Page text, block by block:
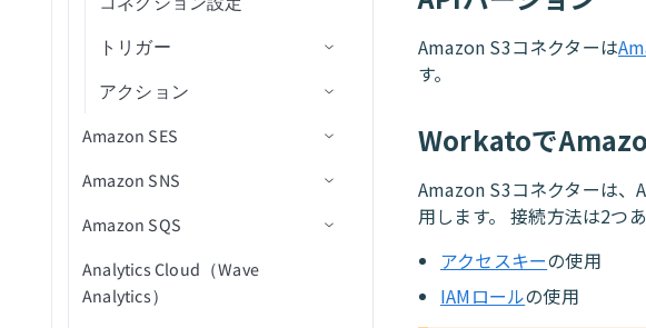
Marketo Program Ops
Miro
Change Data Capture
データ検証およびクレンジン
グ
データエンリッチメント
Jiraを設定
SAMLユーザーグループ同期
タブを追加
リクエストおよび承認機能
構成
事前入力
公開送信フォーム
ページコンポーネントを変更
組み込みフィールド検証
カスタムフィールド検証
レシピデータソースを使用す
るドロップダウン
レシピデータソースを使用す
読み込み
Webページを開く
タスクを完了
データをテーブルに保存
ント
新規コンポーネントイベン
ト(ドロップダウン)
新しいコンポーネントイベ
ント（テーブルウィジェッ
更
リクエストを作成
タスクをユーザーに割り当
て
メール通知
ユーザーを更新
エントリを追加
グループを追加
エントリを削除
ユーザーアカウントを無効
ユーザーを組織単位に移動
メールの下書きを作成
テキストを解析
テキストを要約
テキストを翻訳
新規レコード
新規または更新済みレコー
アクション
レコードの作成
レコードの削除
レコードを取得
レコードを一覧表示
レコードの検索
レコードの更新
トリガー
新規CSVファイル
新規ファイル
新規ファイルスライス
アクション
ファイルをアップロード
（ストリーミング）
ファイルをダウンロード
Amazon SES
コネクション設定
アクション
オブジェクトの作成
オブジェクトの削除
Amazon SNS
コネクション設定
トリガー
新規メッセージ
アクション
Amazon SQS
コネクション設定
トリガー
Analytics Cloud（Wave
Analytics）
Amazon S3コネクターは
す。
Workatoで
Amazon S3コネクターは、
用します。 接続方法は2つ
アクセスキーの使用
IAMロールの使用